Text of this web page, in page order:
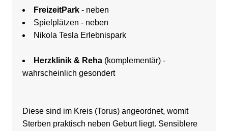
FreizeitPark- neben
Spielplätzen - neben
Nikola Tesla Erlebnispark
Herzklinik & Reha(komplementär) -
wahrscheinlich gesondert
Diese sind im Kreis (Torus) angeordnet, womit
Sterben praktisch neben Geburt liegt. Sensiblere